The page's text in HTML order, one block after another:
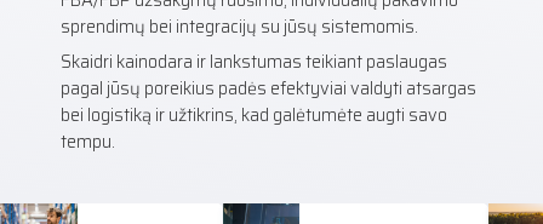
sprendimų bei integracijų su jūsų sistemomis.
Skaidri kainodara ir lankstumas teikiant paslaugas
pagal jūsų poreikius padės efektyviai valdyti atsargas
bei logistiką ir užtikrins, kad galėtumėte augti savo
tempu.